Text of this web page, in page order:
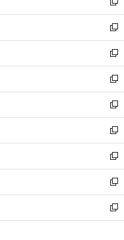
ド
ウ
で
開
く
ィ
ン
ド
ウ
で
開
く
い
ウ
ィ
ン
ド
ウ
で
開
く
新
し
い
ウ
ィ
ン
ド
ウ
で
開
く
新
し
い
ウ
ィ
ン
ド
ウ
で
開
く
新
し
い
ウ
ィ
ン
ド
ウ
で
開
く
新
し
い
ウ
ィ
ン
ド
ウ
で
開
く
新
し
い
ウ
ィ
ン
ド
ウ
で
開
新
し
い
ウ
ィ
ン
ド
ウ
新
し
い
ウ
ィ
ン
新
し
い
ウ
新
し